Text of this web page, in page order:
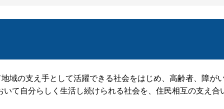
の支え手として活躍できる社会をはじめ、高齢者、障が
て自分らしく生活し続けられる社会を、住民相互の支え